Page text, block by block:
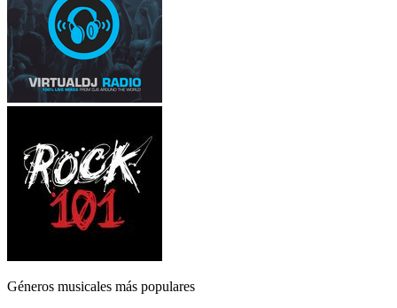
Géneros musicales más populares